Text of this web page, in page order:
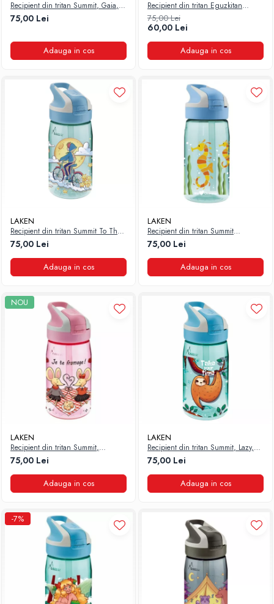
Recipient din tritan Summit, Gaia,
450 ml, Laken
75,00 Lei
Adauga in cos
Recipient din tritan Eguzkitan
Summit 0.45l Laken
75,00 Lei
60,00 Lei
Adauga in cos
LAKEN
Recipient din tritan Summit To The
Moon 450 ml, Laken
75,00 Lei
Adauga in cos
LAKEN
Recipient din tritan Summit
Seahorse 450 ml Laken
75,00 Lei
Adauga in cos
NOU
LAKEN
Recipient din tritan Summit,
Fromage, 450 ml
75,00 Lei
Adauga in cos
LAKEN
Recipient din tritan Summit, Lazy,
450 ml
75,00 Lei
Adauga in cos
-7%